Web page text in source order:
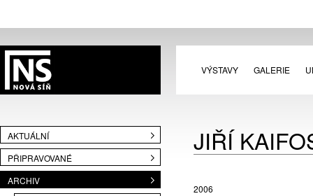
VÝSTAVY GALERIE
AKTUÁLNÍ
PŘIPRAVOVANÉ
ARCHIV
JIŘÍ
2006